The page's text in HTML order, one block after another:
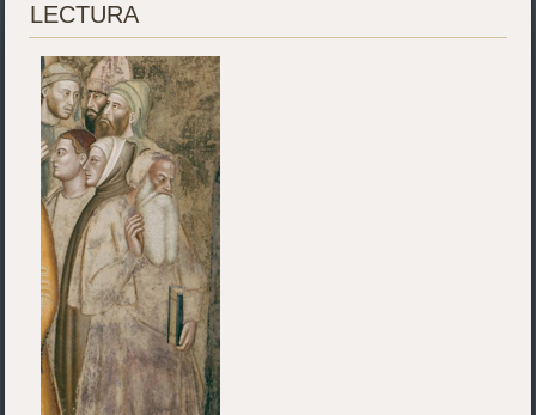
LECTURA